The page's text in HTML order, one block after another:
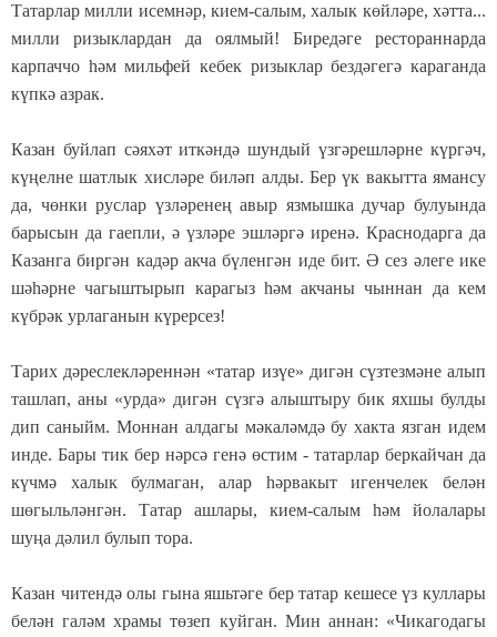
Татарлар милли исемнәр, кием-салым, халык көйләре, хәтта...
милли ризыклардан да оялмый! Биредәге рестораннарда
карпаччо һәм мильфей кебек ризыклар бездәгегә караганда
күпкә азрак.
Казан буйлап сәяхәт иткәндә шундый үзгәрешләрне күргәч,
күңелне шатлык хисләре биләп алды. Бер үк вакытта ямансу
да, чөнки руслар үзләренең авыр язмышка дучар булуында
барысын да гаепли, ә үзләре эшләргә иренә. Краснодарга да
Казанга биргән кадәр акча бүленгән иде бит. Ә сез әлеге ике
шәһәрне чагыштырып карагыз һәм акчаны чыннан да кем
күбрәк урлаганын күрерсез!
Тарих дәреслекләреннән «татар изүе» дигән сүзтезмәне алып
ташлап, аны «урда» дигән сүзгә алыштыру бик яхшы булды
дип саныйм. Моннан алдагы мәкаләмдә бу хакта язган идем
инде. Бары тик бер нәрсә генә өстим - татарлар беркайчан да
күчмә халык булмаган, алар һәрвакыт игенчелек белән
шөгыльләнгән. Татар ашлары, кием-салым һәм йолалары
шуңа дәлил булып тора.
Казан читендә олы гына яшьтәге бер татар кешесе үз куллары
белән галәм храмы төзеп куйган. Мин аннан: «Чикагодагы